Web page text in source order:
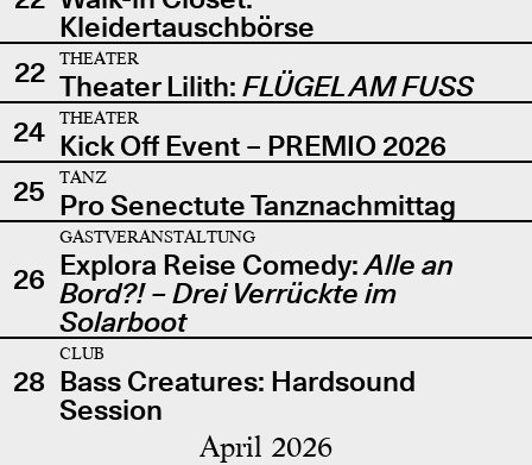
Kleidertauschbörse
22
THEATER
Theater Lilith: FLÜGEL AM FUSS
24
THEATER
Kick Off Event – PREMIO 2026
25
TANZ
Pro Senectute Tanznachmittag
26
GASTVERANSTALTUNG
Explora Reise Comedy:Alle an
Bord?! – Drei Verrückte im
Solarboot
28
CLUB
Bass Creatures: Hardsound
Session
April 2026